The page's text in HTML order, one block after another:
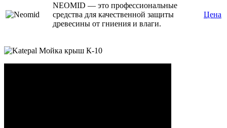
NEOMID — это профессиональные
средства для качественной защиты
древесины от гниения и влаги.
Цена